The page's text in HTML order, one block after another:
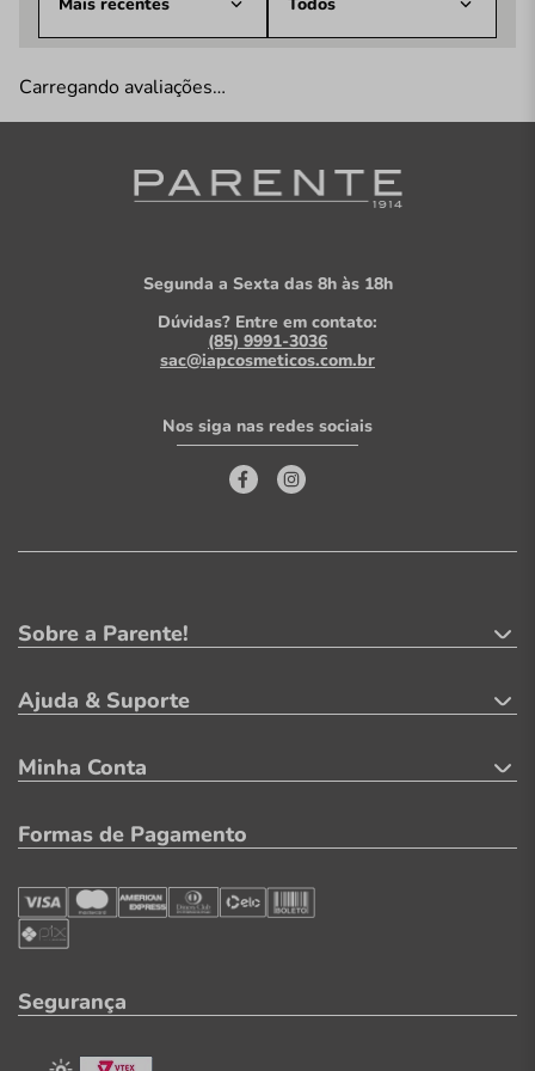
Carregando avaliações…
Segunda a Sexta das 8h às 18h
Dúvidas? Entre em contato:
(85) 9991-3036
sac@iapcosmeticos.com.br
Nos siga nas redes sociais
Sobre a Parente!
Ajuda & Suporte
Minha Conta
Formas de Pagamento
Segurança